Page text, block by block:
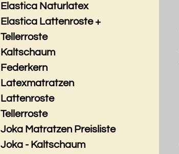
Elastica Naturlatex
Elastica Lattenroste +
Tellerroste
Kaltschaum
Federkern
Latexmatratzen
Lattenroste
Tellerroste
Joka Matratzen Preisliste
Joka - Kaltschaum